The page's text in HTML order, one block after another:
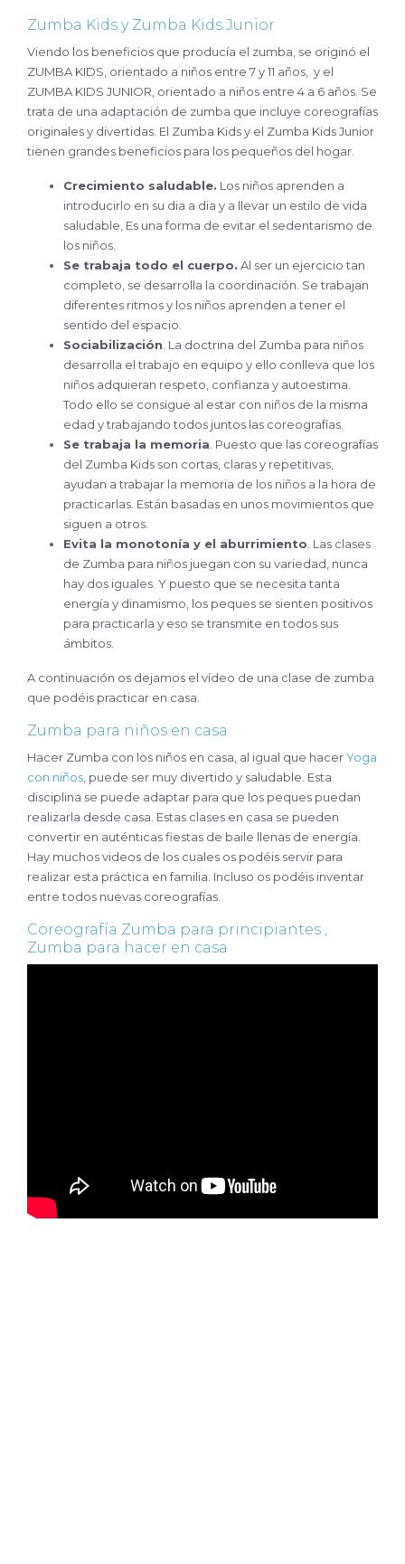
Zumba Kids y Zumba Kids Junior
Viendo los beneficios que producía el zumba, se originó el
ZUMBA KIDS, orientado a niños entre 7 y 11 años, y el
ZUMBA KIDS JUNIOR, orientado a niños entre 4 a 6 años. Se
trata de una adaptación de zumba que incluye coreografías
originales y divertidas. El Zumba Kids y el Zumba Kids Junior
tienen grandes beneficios para los pequeños del hogar.
Crecimiento saludable. Los niños aprenden a
introducirlo en su dia a dia y a llevar un estilo de vida
saludable, Es una forma de evitar el sedentarismo de
los niños.
Se trabaja todo el cuerpo. Al ser un ejercicio tan
completo, se desarrolla la coordinación. Se trabajan
diferentes ritmos y los niños aprenden a tener el
sentido del espacio.
Sociabilización . La doctrina del Zumba para niños
desarrolla el trabajo en equipo y ello conlleva que los
niños adquieran respeto, confianza y autoestima.
Todo ello se consigue al estar con niños de la misma
edad y trabajando todos juntos las coreografías.
Se trabaja la memoria . Puesto que las coreografías
del Zumba Kids son cortas, claras y repetitivas,
ayudan a trabajar la memoria de los niños a la hora de
practicarlas. Están basadas en unos movimientos que
siguen a otros.
Evita la monotonía y el aburrimiento . Las clases
de Zumba para niños juegan con su variedad, nunca
hay dos iguales. Y puesto que se necesita tanta
energía y dinamismo, los peques se sienten positivos
para practicarla y eso se transmite en todos sus
ámbitos.
A continuación os dejamos el vídeo de una clase de zumba
que podéis practicar en casa.
Zumba para niños en casa
Hacer Zumba con los niños en casa, al igual que hacerYoga
con niños , puede ser muy divertido y saludable. Esta
disciplina se puede adaptar para que los peques puedan
realizarla desde casa. Estas clases en casa se pueden
convertir en auténticas fiestas de baile llenas de energía.
Hay muchos videos de los cuales os podéis servir para
realizar esta práctica en familia. Incluso os podéis inventar
entre todos nuevas coreografías.
Coreografía Zumba para principiantes ,
Zumba para hacer en casa